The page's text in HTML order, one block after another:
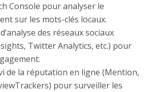
Console pour analyser le
sur les mots-clés locaux.
des réseaux sociaux
Twitter Analytics, etc.) pour
de la réputation en ligne (Mention,
pour surveiller les